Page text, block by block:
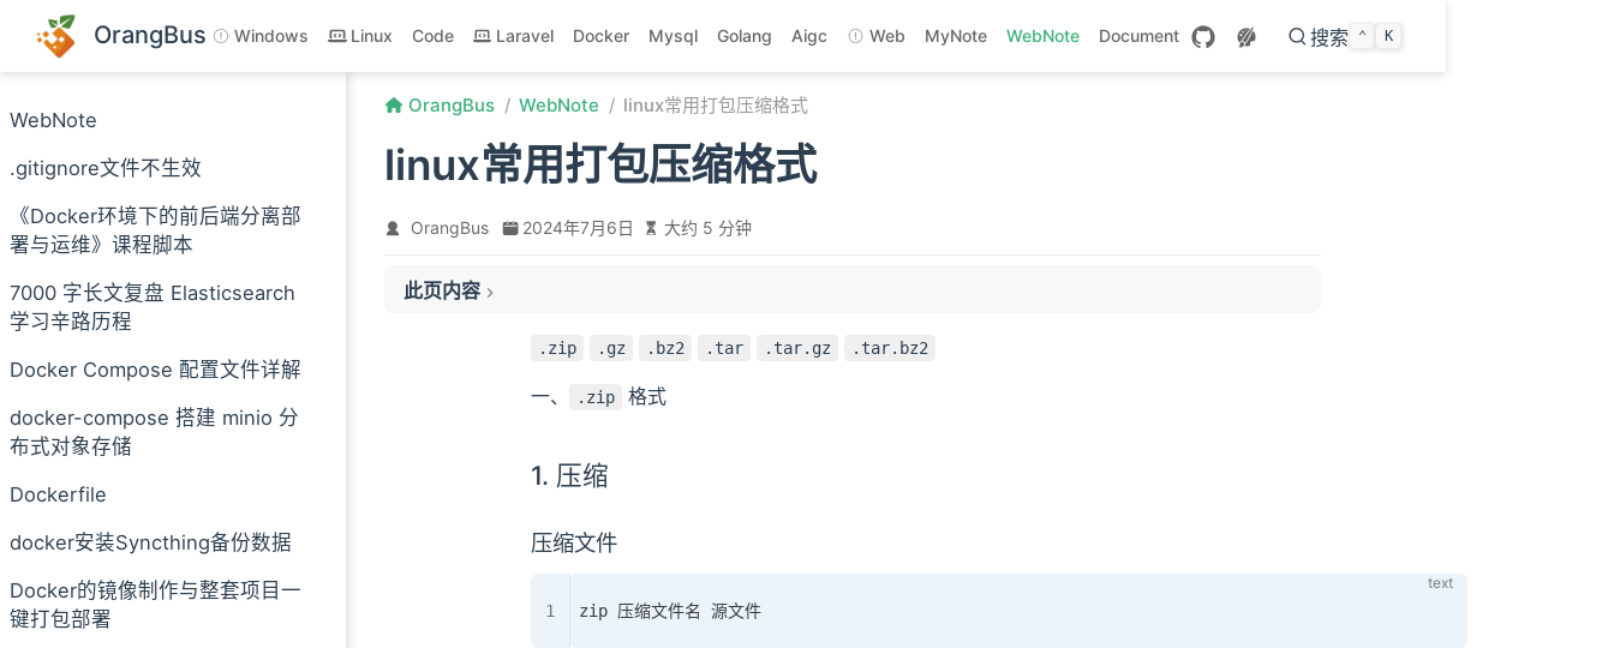
跳至主要內容
OrangBus Windows Linux Code Laravel Docker Mysql Golang Aigc Web MyNote WebNote Document 搜索 ⌃ K
WebNote
.gitignore文件不生效
《Docker环境下的前后端分离部
署与运维》课程脚本
7000 字长文复盘 Elasticsearch
学习辛路历程
Docker Compose 配置文件详解
docker-compose 搭建 minio 分
布式对象存储
Dockerfile
docker安装Syncthing备份数据
Docker的镜像制作与整套项目一
键打包部署
OrangBus WebNote linux常用打包压缩格式
linux常用打包压缩格式
OrangBus 2024年7月6日 大约 5 分钟
此页内容
2. 解压缩
1. 压缩
.zip .gz .bz2 .tar .tar.gz .tar.bz2
一、 .zip 格式
1. 压缩
压缩文件
zip 压缩文件名 源文件